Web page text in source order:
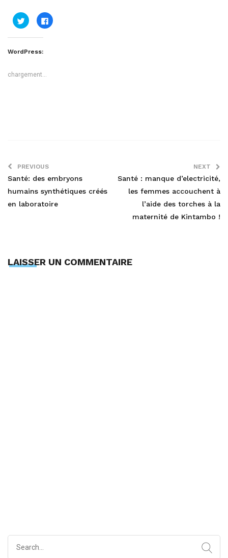
Cliquez
pour
partager
sur
dans
une
Cliquez
pour
WordPress:
chargement…
PREVIOUS
Santé: des embryons
humains synthétiques créés
en laboratoire
NEXT
Santé : manque d’electricité,
les femmes accouchent à
l’aide des torches à la
maternité de Kintambo !
LAISSER UN COMMENTAIRE